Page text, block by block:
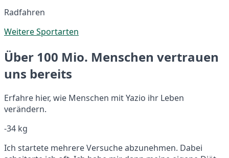
Radfahren
Weitere Sportarten
Über 100 Mio. Menschen vertrauen
uns bereits
Erfahre hier, wie Menschen mit Yazio ihr Leben
verändern.
-34 kg
Ich startete mehrere Versuche abzunehmen. Dabei